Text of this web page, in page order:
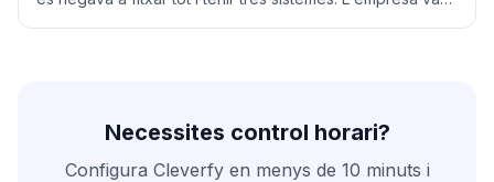
Necessites control horari?
Configura Cleverfy en menys de 10 minuts i